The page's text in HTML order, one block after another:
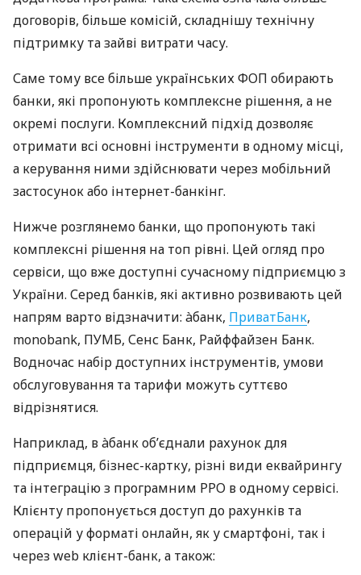
договорів, більше комісій, складнішу технічну
підтримку та зайві витрати часу.
Саме тому все більше українських ФОП обирають
банки, які пропонують комплексне рішення, а не
окремі послуги. Комплексний підхід дозволяє
отримати всі основні інструменти в одному місці,
а керування ними здійснювати через мобільний
застосунок або інтернет-банкінг.
Нижче розглянемо банки, що пропонують такі
комплексні рішення на топ рівні. Цей огляд про
сервіси, що вже доступні сучасному підприємцю з
України. Серед банків, які активно розвивають цей
напрям варто відзначити: àбанк, ПриватБанк,
monobank, ПУМБ, Сенс Банк, Райффайзен Банк.
Водночас набір доступних інструментів, умови
обслуговування та тарифи можуть суттєво
відрізнятися.
Наприклад, в àбанк об’єднали рахунок для
підприємця, бізнес-картку, різні види еквайрингу
та інтеграцію з програмним РРО в одному сервісі.
Клієнту пропонується доступ до рахунків та
операцій у форматі онлайн, як у смартфоні, так і
через web клієнт-банк, а також: